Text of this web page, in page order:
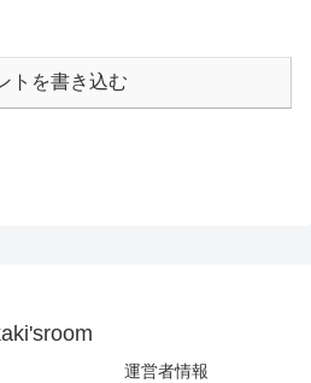
トを書き込む
運営者情報